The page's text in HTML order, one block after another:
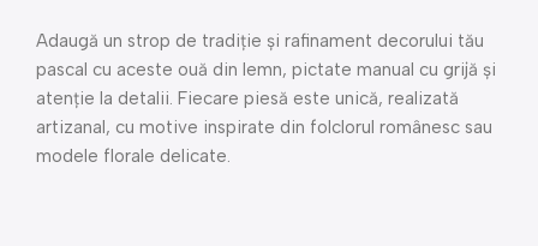
Adaugă un strop de tradiție și rafinament decorului tău
pascal cu aceste ouă din lemn, pictate manual cu grijă și
atenție la detalii. Fiecare piesă este unică, realizată
artizanal, cu motive inspirate din folclorul românesc sau
modele florale delicate.